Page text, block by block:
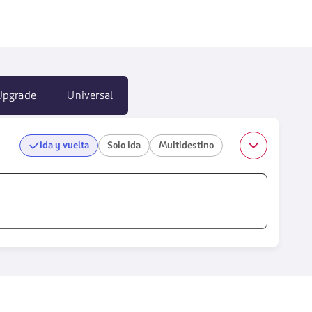
Universal
Ida y vuelta Solo ida Multidestino